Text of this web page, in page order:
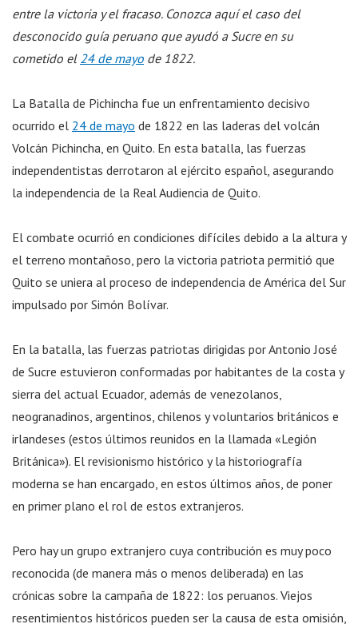
entre la victoria y el fracaso. Conozca aquí el caso del
desconocido guía peruano que ayudó a Sucre en su
cometido el 24 de mayo de 1822.
La Batalla de Pichincha fue un enfrentamiento decisivo
ocurrido el 24 de mayo de 1822 en las laderas del volcán
Volcán Pichincha, en Quito. En esta batalla, las fuerzas
independentistas derrotaron al ejército español, asegurando
la independencia de la Real Audiencia de Quito.
El combate ocurrió en condiciones difíciles debido a la altura y
el terreno montañoso, pero la victoria patriota permitió que
Quito se uniera al proceso de independencia de América del Sur
impulsado por Simón Bolívar.
En la batalla, las fuerzas patriotas dirigidas por Antonio José
de Sucre estuvieron conformadas por habitantes de la costa y
sierra del actual Ecuador, además de venezolanos,
neogranadinos, argentinos, chilenos y voluntarios británicos e
irlandeses (estos últimos reunidos en la llamada «Legión
Británica»). El revisionismo histórico y la historiografía
moderna se han encargado, en estos últimos años, de poner
en primer plano el rol de estos extranjeros.
Pero hay un grupo extranjero cuya contribución es muy poco
reconocida (de manera más o menos deliberada) en las
crónicas sobre la campaña de 1822: los peruanos. Viejos
resentimientos históricos pueden ser la causa de esta omisión,